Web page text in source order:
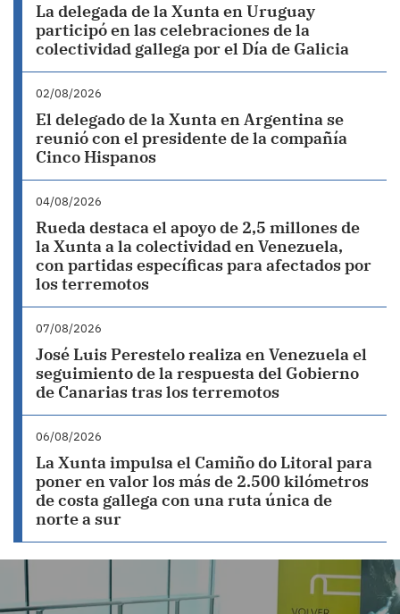
La delegada de la Xunta en Uruguay
participó en las celebraciones de la
colectividad gallega por el Día de Galicia
02/08/2026
El delegado de la Xunta en Argentina se
reunió con el presidente de la compañía
Cinco Hispanos
04/08/2026
Rueda destaca el apoyo de 2,5 millones de
la Xunta a la colectividad en Venezuela,
con partidas específicas para afectados por
los terremotos
07/08/2026
José Luis Perestelo realiza en Venezuela el
seguimiento de la respuesta del Gobierno
de Canarias tras los terremotos
06/08/2026
La Xunta impulsa el Camiño do Litoral para
poner en valor los más de 2.500 kilómetros
de costa gallega con una ruta única de
norte a sur